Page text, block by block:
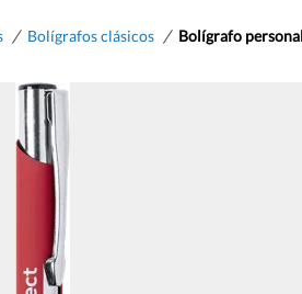
/ Bolígrafos clásicos / Bolígrafo